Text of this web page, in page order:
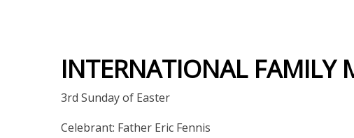
INTERNATIONAL FAMILY
3rd Sunday of Easter
Celebrant: Father Eric Fennis